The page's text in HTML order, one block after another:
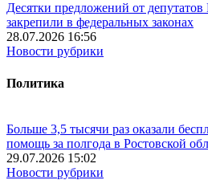
Десятки предложений от депутатов
закрепили в федеральных законах
28.07.2026 16:56
Новости рубрики
Политика
Больше 3,5 тысячи раз оказали
помощь за полгода в Ростовской
29.07.2026 15:02
Новости рубрики